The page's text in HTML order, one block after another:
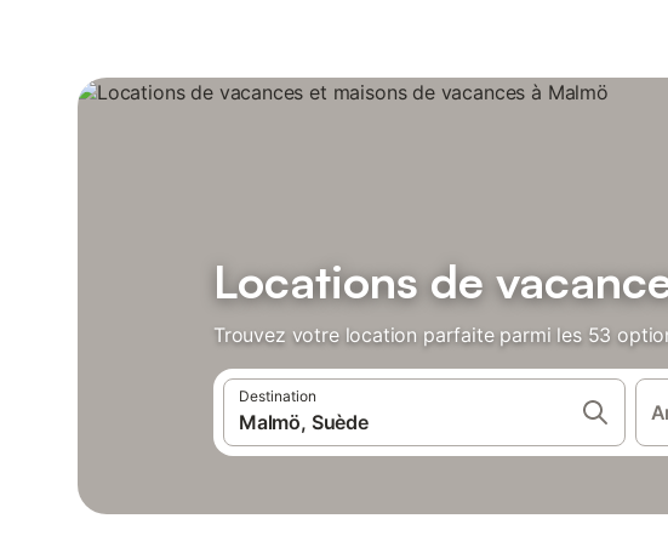
Locations de
Trouvez votre location parfaite parmi les 53
Destination